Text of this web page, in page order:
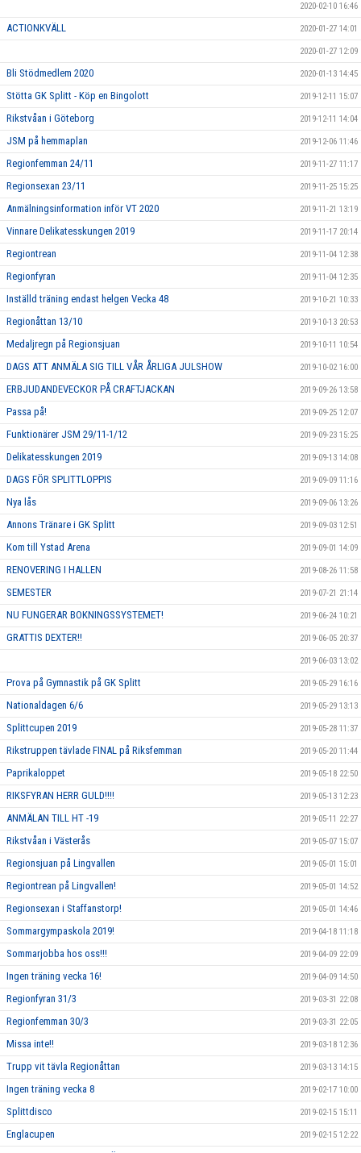
2020-02-10 16:46
ACTIONKVÄLL 2020-01-27 14:01
2020-01-27 12:09
Bli Stödmedlem 2020 2020-01-13 14:45
Stötta GK Splitt - Köp en Bingolott 2019-12-11 15:07
Rikstvåan i Göteborg 2019-12-11 14:04
JSM på hemmaplan 2019-12-06 11:46
Regionfemman 24/11 2019-11-27 11:17
Regionsexan 23/11 2019-11-25 15:25
Anmälningsinformation inför VT 2020 2019-11-21 13:19
Vinnare Delikatesskungen 2019 2019-11-17 20:14
Regiontrean 2019-11-04 12:38
Regionfyran 2019-11-04 12:35
Inställd träning endast helgen Vecka 48 2019-10-21 10:33
Regionåttan 13/10 2019-10-13 20:53
Medaljregn på Regionsjuan 2019-10-11 10:54
DAGS ATT ANMÄLA SIG TILL VÅR ÅRLIGA JULSHOW 2019-10-02 16:00
ERBJUDANDEVECKOR PÅ CRAFTJACKAN 2019-09-26 13:58
Passa på! 2019-09-25 12:07
Funktionärer JSM 29/11-1/12 2019-09-23 15:25
Delikatesskungen 2019 2019-09-13 14:08
DAGS FÖR SPLITTLOPPIS 2019-09-09 11:16
Nya lås 2019-09-06 13:26
Annons Tränare i GK Splitt 2019-09-03 12:51
Kom till Ystad Arena 2019-09-01 14:09
RENOVERING I HALLEN 2019-08-26 11:58
SEMESTER 2019-07-21 21:14
NU FUNGERAR BOKNINGSSYSTEMET! 2019-06-24 10:21
GRATTIS DEXTER!! 2019-06-05 20:37
2019-06-03 13:02
Prova på Gymnastik på GK Splitt 2019-05-29 16:16
Nationaldagen 6/6 2019-05-29 13:13
Splittcupen 2019 2019-05-28 11:37
Rikstruppen tävlade FINAL på Riksfemman 2019-05-20 11:44
Paprikaloppet 2019-05-18 22:50
RIKSFYRAN HERR GULD!!!! 2019-05-13 12:23
ANMÄLAN TILL HT -19 2019-05-11 22:27
Rikstvåan i Västerås 2019-05-07 15:07
Regionsjuan på Lingvallen 2019-05-01 15:01
Regiontrean på Lingvallen! 2019-05-01 14:52
Regionsexan i Staffanstorp! 2019-05-01 14:46
Sommargympaskola 2019! 2019-04-18 11:18
Sommarjobba hos oss!!! 2019-04-09 22:09
Ingen träning vecka 16! 2019-04-09 14:50
Regionfyran 31/3 2019-03-31 22:08
Regionfemman 30/3 2019-03-31 22:05
Missa inte!! 2019-03-18 12:36
Trupp vit tävla Regionåttan 2019-03-13 14:15
Ingen träning vecka 8 2019-02-17 10:00
Splittdisco 2019-02-15 15:11
Englacupen 2019-02-15 12:22